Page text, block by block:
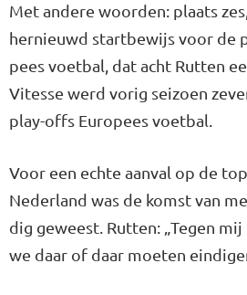
Met andere woorden: plaats
hernieuwd start­bewijs voor de
pees voetbal, dat acht Rutten
Vitesse werd vo­rig seizoen
play-offs Europees voetbal.
Voor een echte aanval op de
Nederland was de komst van
dig geweest. Rutten: „Tegen
we daar of daar moeten